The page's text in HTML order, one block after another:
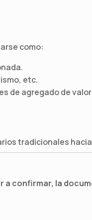
como:
etc.
de agregado de
tradicionales
a confirmar, la